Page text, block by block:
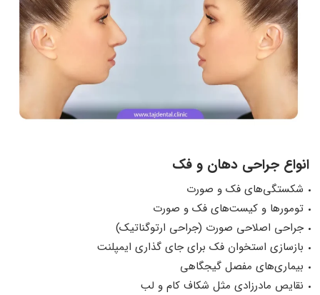
انواع جراحی دهان و فک
شکستگی‌های فک و صورت
تومورها و کیست‌های فک و صورت
جراحی اصلاحی صورت (جراحی ارتوگناتیک)
بازسازی استخوان فک برای جای گذاری ایمپلنت
بیماری‌های مفصل گیجگاهی
نقایص مادرزادی مثل شکاف کام و لب